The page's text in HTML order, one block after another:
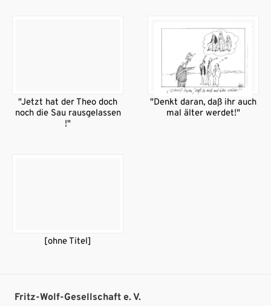
"Jetzt hat der Theo doch
noch die Sau rausgelassen
!"
"Denkt daran, daß ihr auch
mal älter werdet!"
[ohne Titel]
Fritz-Wolf-Gesellschaft e. V.